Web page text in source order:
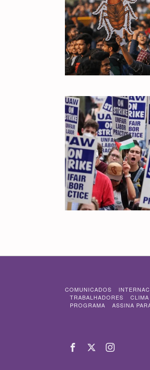
COMUNICADOS
TRABALHADORES
CLIMA
PROGRAMA
ASSINA